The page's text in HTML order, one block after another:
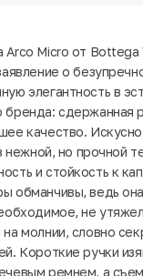
Arco Micro от Bottega
о
элегантность в
бренда: сдержанная
качество.
нежной, но прочной
и стойкость к
обманчивы, ведь
не
на молнии, словно
Короткие ручки
ремнем, а